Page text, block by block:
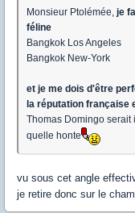
Monsieur Ptolémée, je
féline
Bangkok Los Angeles
Bangkok New-York
et je me dois d'être
la réputation française
Thomas Domingo serait
quelle honte
vu sous cet angle
je retire donc sur le